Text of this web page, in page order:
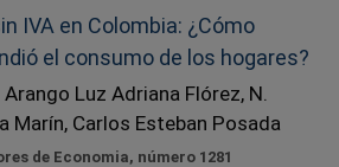
IVA en Colombia: ¿Cómo
el consumo de los hogares?
Arango Luz Adriana Flórez, N.
Marín, Carlos Esteban Posada
de Economia, número 1281